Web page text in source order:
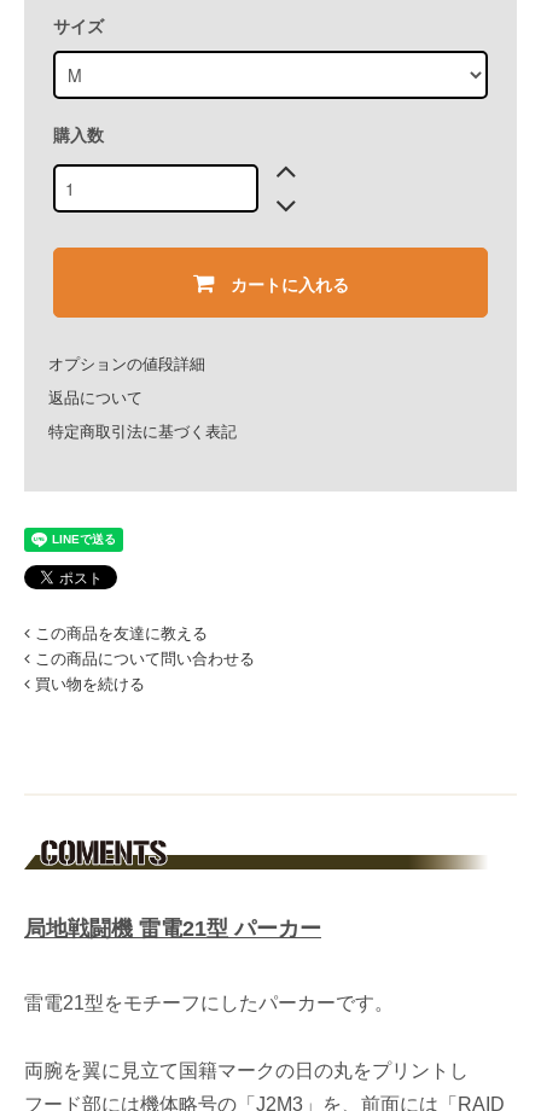
サイズ
購入数
カートに入れる
オプションの値段詳細
返品について
特定商取引法に基づく表記
この商品を友達に教える
この商品について問い合わせる
買い物を続ける
局地戦闘機 雷電21型 パーカー
雷電21型をモチーフにしたパーカーです。
両腕を翼に見立て国籍マークの日の丸をプリントし
フード部には機体略号の「J2M3」を、前面には「RAID